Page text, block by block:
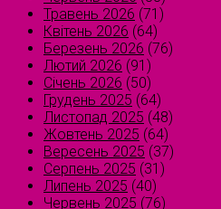
Травень 2026 (71)
Квітень 2026 (64)
Березень 2026 (76)
Лютий 2026 (91)
Січень 2026 (50)
Грудень 2025 (64)
Листопад 2025 (48)
Жовтень 2025 (64)
Вересень 2025 (37)
Серпень 2025 (31)
Липень 2025 (40)
Червень 2025 (76)